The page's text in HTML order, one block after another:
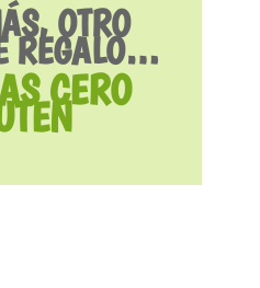
OTRO
REGALO…
CERO